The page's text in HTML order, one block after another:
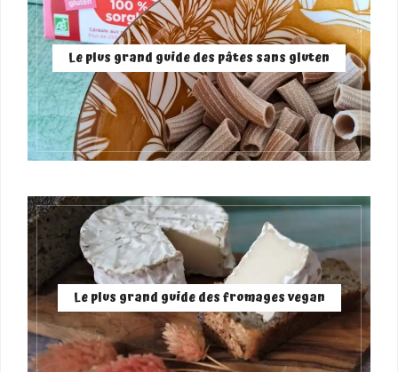
Le plus grand guide des pâtes sans gluten
Le plus grand guide des fromages vegan